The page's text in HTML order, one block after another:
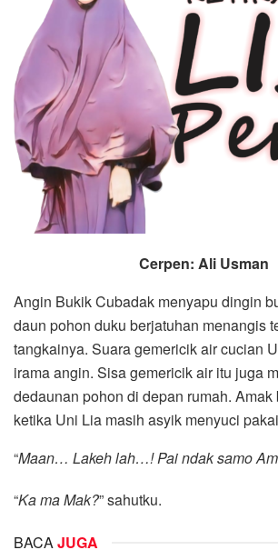
Cerpen: Ali Usman
Angin Bukik Cubadak menyapu dingin
daun pohon duku berjatuhan menangis
tangkainya. Suara gemericik air cucian
irama angin. Sisa gemericik air itu juga
dedaunan pohon di depan rumah. Amak
ketika Uni Lia masih asyik menyuci
“Maan… Lakeh lah…! Pai ndak samo
“Ka ma Mak?” sahutku.
BACAJUGA